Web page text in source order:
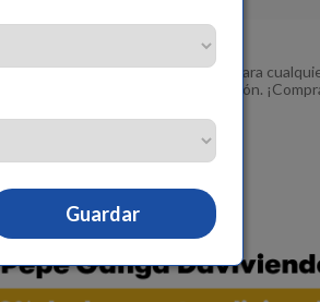
Guardar
punto silueta amplia box, listos para
rosado Composición: 100% algodón.